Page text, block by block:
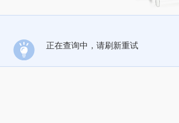
正在查询中，请刷新重试